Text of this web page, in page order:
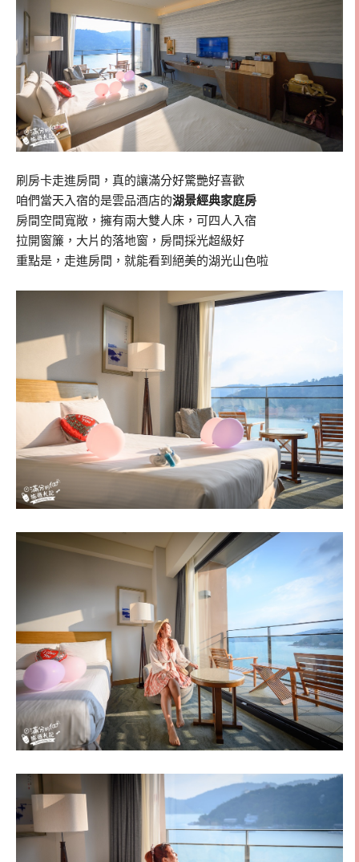
刷房卡走進房間，真的讓滿分好驚艷好喜歡
咱們當天入宿的是雲品酒店的湖景經典家庭房
房間空間寬敞，擁有兩大雙人床，可四人入宿
拉開窗簾，大片的落地窗，房間採光超級好
重點是，走進房間，就能看到絕美的湖光山色啦